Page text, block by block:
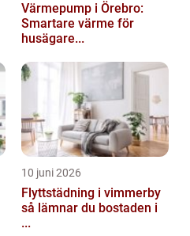
Värmepump i Örebro:
Smartare värme för
husägare...
10 juni 2026
Flyttstädning i vimmerby
så lämnar du bostaden i
...